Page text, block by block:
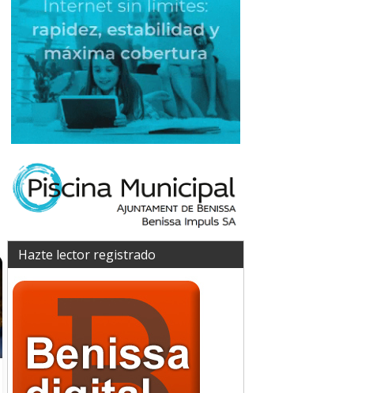
Hazte lector registrado